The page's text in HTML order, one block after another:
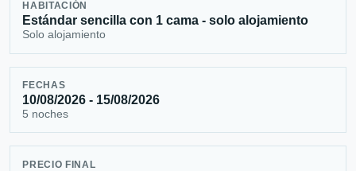
HABITACIÓN
Estándar sencilla con 1 cama - solo alojamiento
Solo alojamiento
FECHAS
10/08/2026 - 15/08/2026
5 noches
PRECIO FINAL